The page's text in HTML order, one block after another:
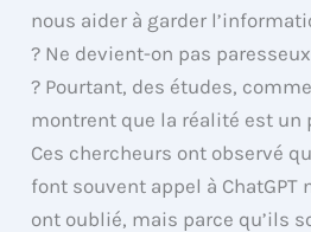
nous aider à garder
? Ne devient-on pas
? Pourtant, des études,
montrent que la réalité est un
Ces chercheurs ont observé
font souvent appel à ChatGPT
ont oublié, mais parce qu’ils